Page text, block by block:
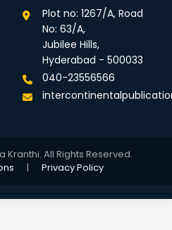
Plot no: 1267/A, Road
No: 63/A,
Jubilee Hills,
Hyderabad - 500033
040-23556566
All Rights Reserved.
| Privacy Policy